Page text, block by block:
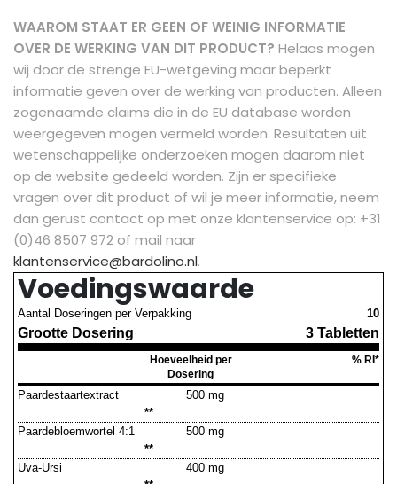
WAAROM STAAT ER GEEN OF WEINIG INFORMATIE
OVER DE WERKING VAN DIT PRODUCT? Helaas mogen
wij door de strenge EU-wetgeving maar beperkt
informatie geven over de werking van producten. Alleen
zogenaamde claims die in de EU database worden
weergegeven mogen vermeld worden. Resultaten uit
wetenschappelijke onderzoeken mogen daarom niet
op de website gedeeld worden. Zijn er specifieke
vragen over dit product of wil je meer informatie, neem
dan gerust contact op met onze klantenservice op: +31
(0)46 8507 972 of mail naar
klantenservice@bardolino.nl.
Voedingswaarde
Aantal Doseringen per Verpakking 10
Grootte Dosering 3 Tabletten
Hoeveelheid per
Dosering
% RI*
Paardestaartextract
500 mg
**
Paardebloemwortel 4:1
500 mg
**
Uva-Ursi
400 mg